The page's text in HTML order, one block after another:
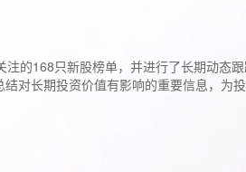
的168只新股榜单，并进行了长期动态
对长期投资价值有影响的重要信息，